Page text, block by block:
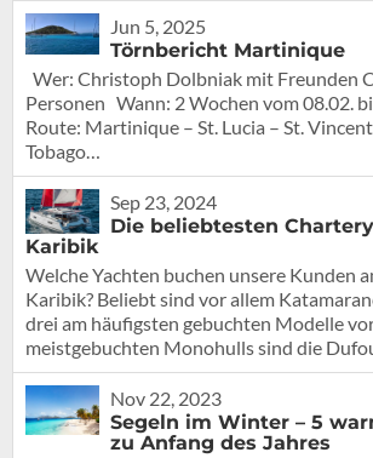
Jun 5, 2025
Törnbericht Martinique
Wer: Christoph Dolbniak mit Freunden
Personen Wann: 2 Wochen vom 08.02.
Route: Martinique – St. Lucia – St.
Tobago…
Sep 23, 2024
Die beliebtesten
Karibik
Welche Yachten buchen unsere Kunden
Karibik? Beliebt sind vor allem
drei am häufigsten gebuchten Modelle
meistgebuchten Monohulls sind die
Nov 22, 2023
Segeln im Winter – 5
zu Anfang des Jahres